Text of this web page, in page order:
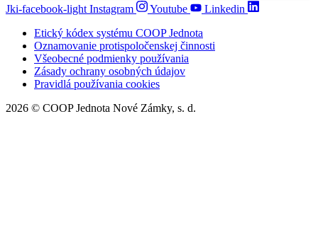
Jki-facebook-light Instagram Youtube
Linkedin
Etický kódex systému COOP Jednota
Oznamovanie protispoločenskej činnosti
Všeobecné podmienky používania
Zásady ochrany osobných údajov
Pravidlá používania cookies
2026 © COOP Jednota Nové Zámky, s. d.